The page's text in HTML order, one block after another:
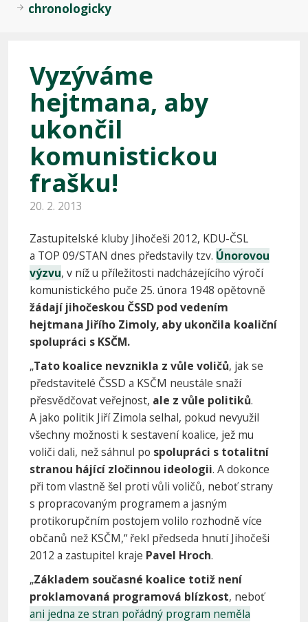
chronologicky
Vyzýváme
hejtmana, aby
ukončil
komunistickou
frašku!
20. 2. 2013
Zastupitelské kluby Jihočeši 2012, KDU-ČSL
a TOP 09/STAN dnes představily tzv. Únorovou
výzvu, v níž u příležitosti nadcházejícího výročí
komunistického puče 25. února 1948 opětovně
žádají jihočeskou ČSSD pod vedením
hejtmana Jiřího Zimoly, aby ukončila koaliční
spolupráci s KSČM.
„Tato koalice nevznikla z vůle voličů, jak se
představitelé ČSSD a KSČM neustále snaží
přesvědčovat veřejnost, ale z vůle politiků.
A jako politik Jiří Zimola selhal, pokud nevyužil
všechny možnosti k sestavení koalice, jež mu
voliči dali, než sáhnul po spolupráci s totalitní
stranou hájící zločinnou ideologii. A dokonce
při tom vlastně šel proti vůli voličů, neboť strany
s propracovaným programem a jasným
protikorupčním postojem volilo rozhodně více
občanů než KSČM,“ řekl předseda hnutí Jihočeši
2012 a zastupitel kraje Pavel Hroch.
„Základem současné koalice totiž není
proklamovaná programová blízkost, neboť
ani jedna ze stran pořádný program neměla